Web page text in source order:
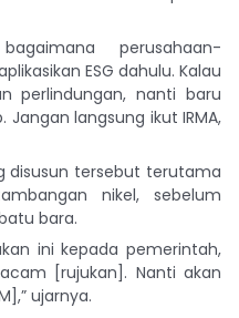
perusahaan-
ESG dahulu. Kalau
perlindungan, nanti baru
langsung ikut IRMA,
disusun tersebut terutama
nikel, sebelum
bara.
ini kepada pemerintah,
[rujukan]. Nanti akan
ujarnya.